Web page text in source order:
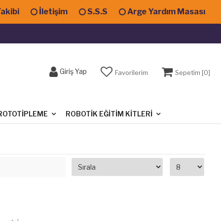
İletişim S.S.S Arge Yardım Masası
Giriş Yap Favorilerim Sepetim [0]
ROBOTIK EĞITIM KITLERI